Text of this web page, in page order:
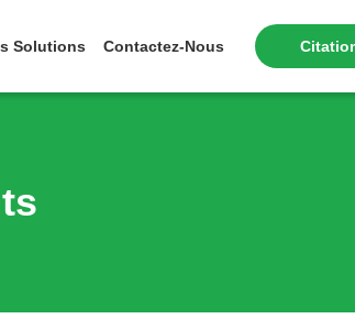
Solutions Contactez-Nous